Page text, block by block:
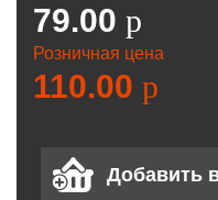
79.00 p
Розничная цена
110.00 p